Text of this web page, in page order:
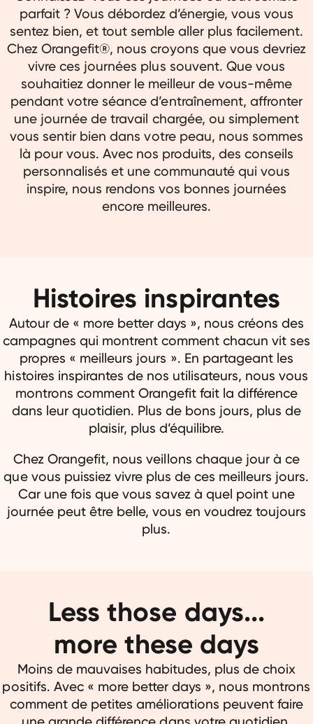
parfait ? Vous débordez d’énergie, vous vous
sentez bien, et tout semble aller plus facilement.
Chez Orangefit®, nous croyons que vous devriez
vivre ces journées plus souvent. Que vous
souhaitiez donner le meilleur de vous-même
pendant votre séance d’entraînement, affronter
une journée de travail chargée, ou simplement
vous sentir bien dans votre peau, nous sommes
là pour vous. Avec nos produits, des conseils
personnalisés et une communauté qui vous
inspire, nous rendons vos bonnes journées
encore meilleures.
Histoires inspirantes
Autour de « more better days », nous créons des
campagnes qui montrent comment chacun vit ses
propres « meilleurs jours ». En partageant les
histoires inspirantes de nos utilisateurs, nous vous
montrons comment Orangefit fait la différence
dans leur quotidien. Plus de bons jours, plus de
plaisir, plus d’équilibre.
Chez Orangefit, nous veillons chaque jour à ce
que vous puissiez vivre plus de ces meilleurs jours.
Car une fois que vous savez à quel point une
journée peut être belle, vous en voudrez toujours
plus.
À partir du 19 janvier
Less those days...
more these days
Moins de mauvaises habitudes, plus de choix
positifs. Avec « more better days », nous montrons
comment de petites améliorations peuvent faire